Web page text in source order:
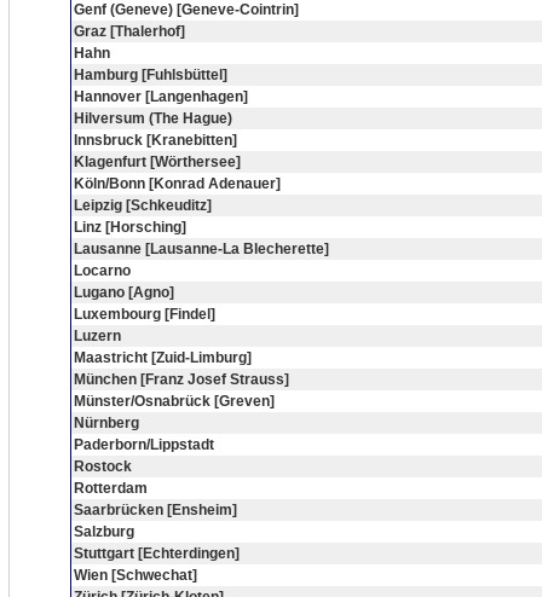
Genf (Geneve) [Geneve-Cointrin]
Graz [Thalerhof]
Hahn
Hamburg [Fuhlsbüttel]
Hannover [Langenhagen]
Hilversum (The Hague)
Innsbruck [Kranebitten]
Klagenfurt [Wörthersee]
Köln/Bonn [Konrad Adenauer]
Leipzig [Schkeuditz]
Linz [Horsching]
Lausanne [Lausanne-La Blecherette]
Locarno
Lugano [Agno]
Luxembourg [Findel]
Luzern
Maastricht [Zuid-Limburg]
München [Franz Josef Strauss]
Münster/Osnabrück [Greven]
Nürnberg
Paderborn/Lippstadt
Rostock
Rotterdam
Saarbrücken [Ensheim]
Salzburg
Stuttgart [Echterdingen]
Wien [Schwechat]